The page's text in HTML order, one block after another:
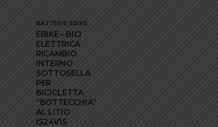
BATTERIE EBIKE
EBIKE – BICI
ELETTRICA
RICAMBIO
INTERNO
SOTTOSELLA
PER
BICICLETTA
“BOTTECCHIA”
AL LITIO
IS24V15